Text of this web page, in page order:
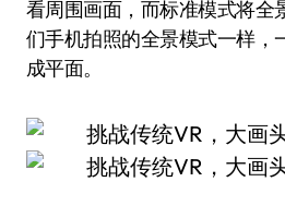
看周围画面，而标准模式将全
们手机拍照的全景模式一样，
成平面。